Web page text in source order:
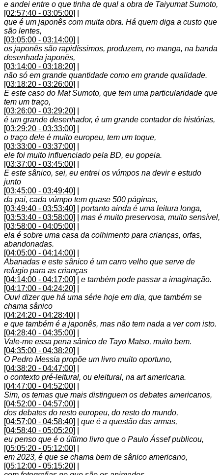
e andei entre o que tinha de qual a obra de Taiyumat Sumoto,
[02:57:40 - 03:05:00]
que é um japonês com muita obra. Há quem diga a custo que
são lentes,
[03:05:00 - 03:14:00]
os japonês são rapidíssimos, produzem, no manga, na banda
desenhada japonês,
[03:14:00 - 03:18:20]
não só em grande quantidade como em grande qualidade.
[03:18:20 - 03:26:00]
E este caso do Mat Sumoto, que tem uma particularidade que
tem um traço,
[03:26:00 - 03:29:20]
é um grande desenhador, é um grande contador de histórias,
[03:29:20 - 03:33:00]
o traço dele é muito europeu, tem um toque,
[03:33:00 - 03:37:00]
ele foi muito influenciado pela BD, eu gopeia.
[03:37:00 - 03:45:00]
E este sânico, sei, eu entrei os vúmpos na devir e estudo
junto
[03:45:00 - 03:49:40]
da pai, cada vúmpo tem quase 500 páginas,
[03:49:40 - 03:53:40]
portanto ainda é uma leitura longa,
[03:53:40 - 03:58:00]
mas é muito preservosa, muito sensível,
[03:58:00 - 04:05:00]
ela é sobre uma casa da colhimento para crianças, orfas,
abandonadas.
[04:05:00 - 04:14:00]
Abanadas e este sânico é um carro velho que serve de
refugio para as crianças
[04:14:00 - 04:17:00]
e também pode passar a imaginação.
[04:17:00 - 04:24:20]
Ouvi dizer que há uma série hoje em dia, que também se
chama sânico
[04:24:20 - 04:28:40]
e que também é a japonês, mas não tem nada a ver com isto.
[04:28:40 - 04:35:00]
Vale-me essa pena sânico de Tayo Matso, muito bem.
[04:35:00 - 04:38:20]
O Pedro Messia propõe um livro muito oportuno,
[04:38:20 - 04:47:00]
o contexto pré-leitural, ou eleitural, na art americana.
[04:47:00 - 04:52:00]
Sim, os temas que mais distinguem os debates americanos,
[04:52:00 - 04:57:00]
dos debates do resto europeu, do resto do mundo,
[04:57:00 - 04:58:40]
que é a questão das armas,
[04:58:40 - 05:05:20]
eu penso que é o último livro que o Paulo Ássef publicou,
[05:05:20 - 05:12:00]
em 2023, é que se chama bem de sânico americano,
[05:12:00 - 05:15:20]